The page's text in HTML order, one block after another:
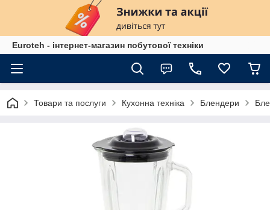
Euroteh - інтернет-магазин побутової техніки
Товари та послуги Кухонна техніка Блендери